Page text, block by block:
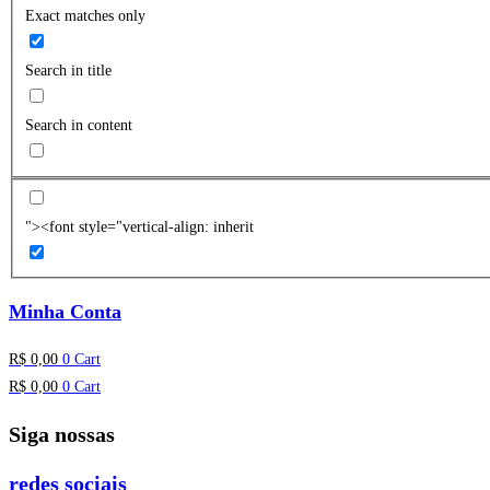
Exact matches only
Search in title
Search in content
"><font style="vertical-align: inherit
Minha Conta
R$ 0,00 0 Cart
R$ 0,00 0 Cart
Siga nossas
redes sociais